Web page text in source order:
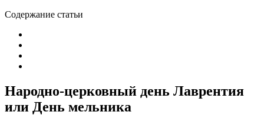
Содержание статьи
Народно-церковный день Лаврентия
или День мельника